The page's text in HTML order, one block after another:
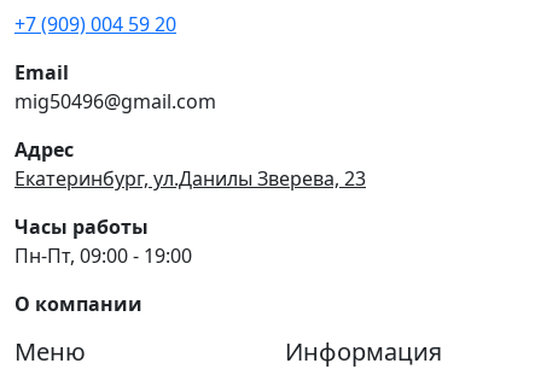
+7 (909) 004 59 20
Email
mig50496@gmail.com
Адрес
Екатеринбург, ул.Данилы Зверева, 23
Часы работы
Пн-Пт, 09:00 - 19:00
О компании
Меню Информация